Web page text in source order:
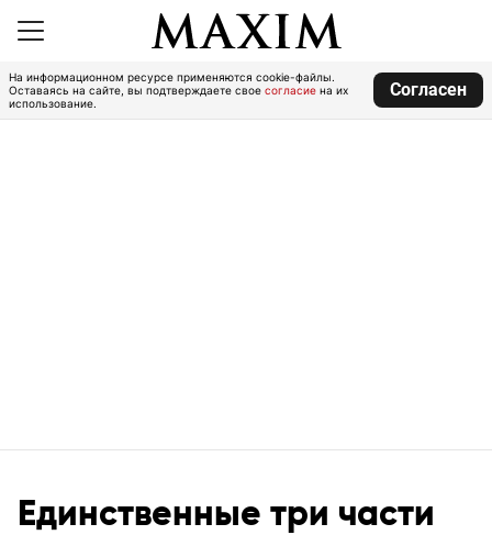
На информационном ресурсе применяются cookie-файлы.
Оставаясь на сайте, вы подтверждаете свое согласие на их
использование.
Согласен
Единственные три части